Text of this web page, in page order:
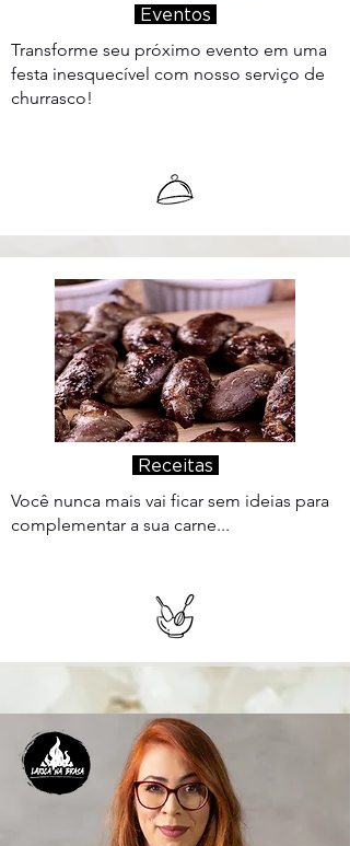
Eventos
Transforme seu próximo evento em uma
festa inesquecível com nosso serviço de
churrasco!
Receitas
Você nunca mais vai ficar sem ideias para
complementar a sua carne...